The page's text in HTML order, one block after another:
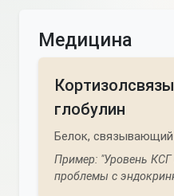
Медицина
глобулин
Белок, связывающий
Пример: "Уровень
проблемы с